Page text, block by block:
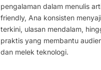
pengalaman dalam menulis
friendly, Ana konsisten
terkini, ulasan mendalam,
praktis yang membantu
dan melek teknologi.